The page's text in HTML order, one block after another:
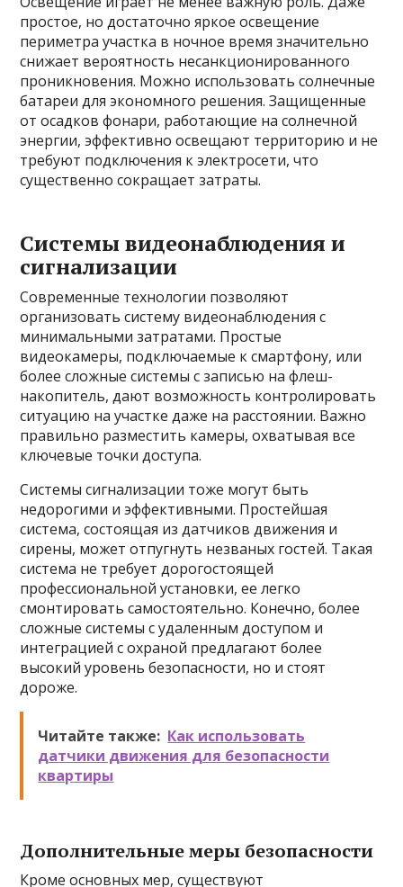
простое, но достаточно яркое освещение
периметра участка в ночное время значительно
снижает вероятность несанкционированного
проникновения. Можно использовать солнечные
батареи для экономного решения. Защищенные
от осадков фонари, работающие на солнечной
энергии, эффективно освещают территорию и не
требуют подключения к электросети, что
существенно сокращает затраты.
Системы видеонаблюдения и
сигнализации
Современные технологии позволяют
организовать систему видеонаблюдения с
минимальными затратами. Простые
видеокамеры, подключаемые к смартфону, или
более сложные системы с записью на флеш-
накопитель, дают возможность контролировать
ситуацию на участке даже на расстоянии. Важно
правильно разместить камеры, охватывая все
ключевые точки доступа.
Системы сигнализации тоже могут быть
недорогими и эффективными. Простейшая
система, состоящая из датчиков движения и
сирены, может отпугнуть незваных гостей. Такая
система не требует дорогостоящей
профессиональной установки, ее легко
смонтировать самостоятельно. Конечно, более
сложные системы с удаленным доступом и
интеграцией с охраной предлагают более
высокий уровень безопасности, но и стоят
дороже.
Читайте также: Как использовать
датчики движения для безопасности
квартиры
Дополнительные меры безопасности
Кроме основных мер, существуют